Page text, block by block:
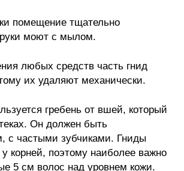
помещение тщательно
руки моют с мылом.
любых средств часть гнид
их удаляют механически.
гребень от вшей, который
Он должен быть
с частыми зубчиками. Гниды
у корней, поэтому наиболее важно
5 см волос над уровнем кожи.